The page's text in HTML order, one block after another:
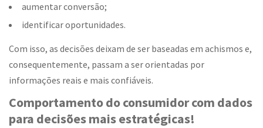
aumentar conversão;
identificar oportunidades.
Com isso, as decisões deixam de ser baseadas em achismos e,
consequentemente, passam a ser orientadas por
informações reais e mais confiáveis.
Comportamento do consumidor com dados
para decisões mais estratégicas!